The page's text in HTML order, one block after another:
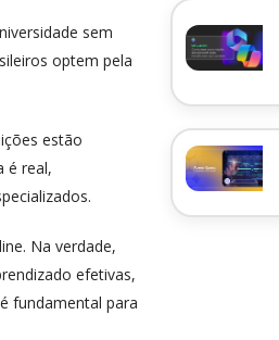
sem
optem pela
estão
é real,
Na verdade,
efetivas,
fundamental para